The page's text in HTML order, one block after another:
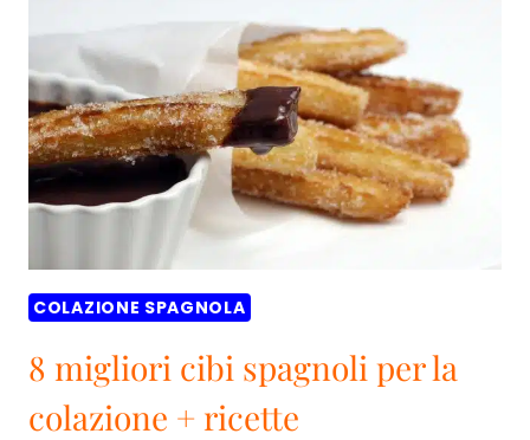
COLAZIONE SPAGNOLA
8 migliori cibi spagnoli per la
colazione + ricette